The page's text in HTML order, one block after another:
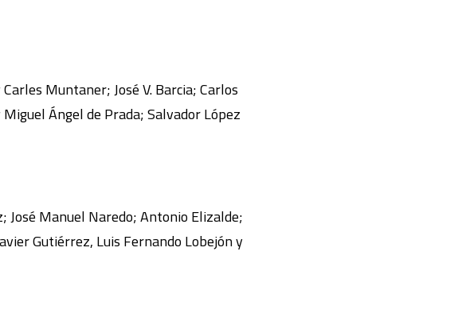
Muntaner; José V. Barcia; Carlos
Ángel de Prada; Salvador López
José Manuel Naredo; Antonio Elizalde;
Gutiérrez, Luis Fernando Lobejón y